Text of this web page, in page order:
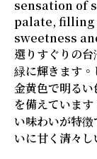
sensation of
palate,
sweetness
選りすぐりの
緑に輝きます。
金黄色で明る
を備えていま
い味わいが特
いに甘く清々し